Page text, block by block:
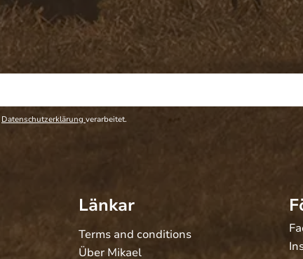
Datenschutzerklärung verarbeitet.
Länkar
Terms and conditions
Über Mikael